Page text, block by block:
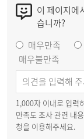
이 페이지에
습니까?
매우만족
매우불만족
1,000자 이내로 입력
만족도 조사 관련 내
청을 이용해주세요.